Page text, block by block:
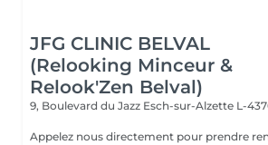
JFG CLINIC BELVAL
(Relooking Minceur &
Relook'Zen Belval)
9, Boulevard du Jazz Esch-sur-Alzette L-
Appelez nous directement pour prendre